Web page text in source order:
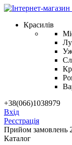
Красилів
+38(066)1038979
Вхід
Реєстрація
Прийом замовлень
Каталог